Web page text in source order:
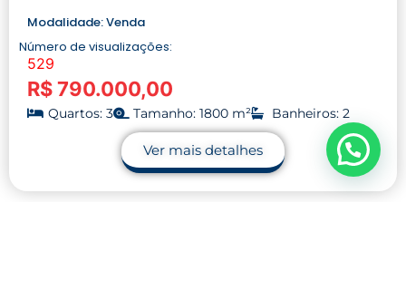
Modalidade:Venda
Número de visualizações:
529
R$ 790.000,00
Quartos: 3 Tamanho: 1800 m² Banheiros: 2
Ver mais detalhes